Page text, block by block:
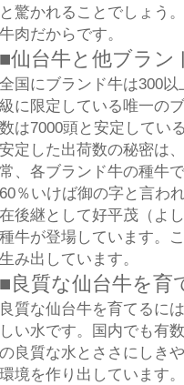
と驚かれることでしょう
牛肉だからです。
■仙台牛と他ブラン
全国にブランド牛は300
級に限定している唯一の
数は7000頭と安定してい
安定した出荷数の秘密は
常、各ブランド牛の種牛
60％いけば御の字と言わ
在後継として好平茂（よ
種牛が登場しています。
生み出しています。
■良質な仙台牛を育
良質な仙台牛を育てるに
しい水です。国内でも有
の良質な水とささにしき
環境を作り出しています